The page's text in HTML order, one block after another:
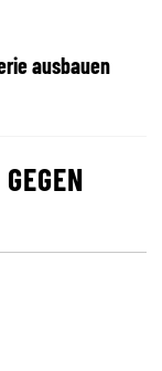
ausbauen